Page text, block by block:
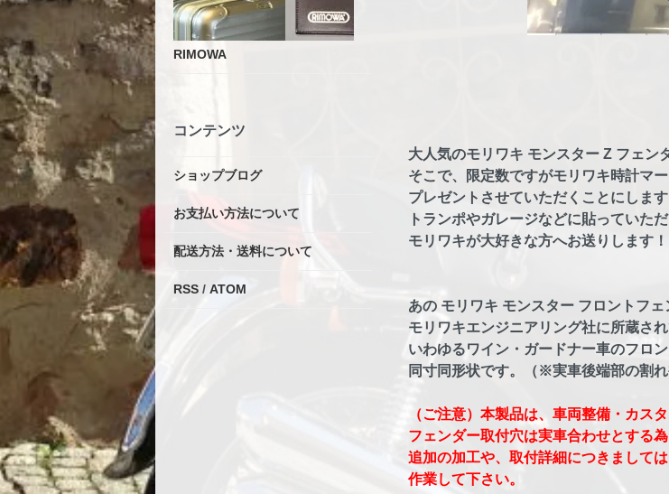
大人気のモリワキ モンスター Z フェン
そこで、限定数ですがモリワキ時計マ
プレゼントさせていただくことにしま
トランポやガレージなどに貼っていた
モリワキが大好きな方へお送りします！
あの モリワキ モンスター フロントフェ
モリワキエンジニアリング社に所蔵さ
いわゆるワイン・ガードナー車のフロ
同寸同形状です。（※実車後端部の割
（ご注意）本製品は、車両整備・カス
フェンダー取付穴は実車合わせとする
追加の加工や、取付詳細につきまして
作業して下さい。
RIMOWA
コンテンツ
ショップブログ
お支払い方法について
配送方法・送料について
RSS / ATOM